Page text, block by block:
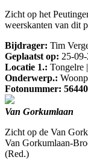
Zicht op het
weerskanten van dit
Bijdrager: Tim
Geplaatst op: 25-
Locatie 1.: Tongelre |
Onderwerp.:
Fotonummer: 56440
Van Gorkumlaan
Zicht op de Van
Van Gorkumlaan-
(Red.)